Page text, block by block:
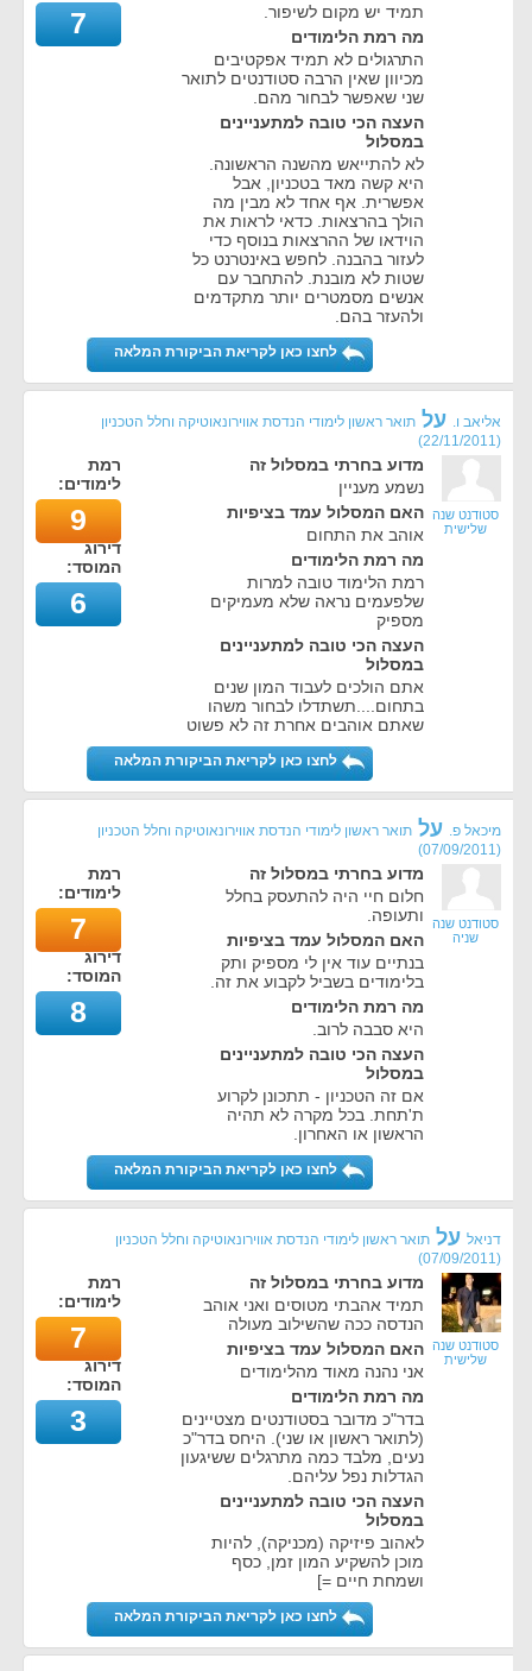
תמיד יש מקום לשיפור.
מה רמת הלימודים
התרגולים לא תמיד אפקטיבים
מכיוון שאין הרבה סטודנטים לתואר
שני שאפשר לבחור מהם.
העצה הכי טובה למתעניינים
במסלול
לא להתייאש מהשנה הראשונה.
היא קשה מאד בטכניון, אבל
אפשרית. אף אחד לא מבין מה
הולך בהרצאות. כדאי לראות את
הוידאו של ההרצאות בנוסף כדי
לעזור בהבנה. לחפש באינטרנט כל
שטות לא מובנת. להתחבר עם
אנשים מסמטרים יותר מתקדמים
ולהעזר בהם.
7
לחצו כאן לקריאת הביקורת המלאה
אליאב ו. על תואר ראשון לימודי הנדסת אווירונאוטיקה וחלל הטכניון
(
22/11/2011
)
סטודנט שנה
שלישית
מדוע בחרתי במסלול זה
נשמע מעניין
האם המסלול עמד בציפיות
אוהב את התחום
מה רמת הלימודים
רמת הלימוד טובה למרות
שלפעמים נראה שלא מעמיקים
מספיק
העצה הכי טובה למתעניינים
במסלול
אתם הולכים לעבוד המון שנים
בתחום....תשתדלו לבחור משהו
שאתם אוהבים אחרת זה לא פשוט
רמת
לימודים:
9
דירוג
המוסד:
6
לחצו כאן לקריאת הביקורת המלאה
מיכאל פ. על תואר ראשון לימודי הנדסת אווירונאוטיקה וחלל הטכניון
(
07/09/2011
)
סטודנט שנה
שניה
מדוע בחרתי במסלול זה
חלום חיי היה להתעסק בחלל
ותעופה.
האם המסלול עמד בציפיות
בנתיים עוד אין לי מספיק ותק
בלימודים בשביל לקבוע את זה.
מה רמת הלימודים
היא סבבה לרוב.
העצה הכי טובה למתעניינים
במסלול
אם זה הטכניון - תתכונן לקרוע
ת'תחת. בכל מקרה לא תהיה
הראשון או האחרון.
רמת
לימודים:
7
דירוג
המוסד:
8
לחצו כאן לקריאת הביקורת המלאה
דניאל על תואר ראשון לימודי הנדסת אווירונאוטיקה וחלל הטכניון
(
07/09/2011
)
סטודנט שנה
שלישית
מדוע בחרתי במסלול זה
תמיד אהבתי מטוסים ואני אוהב
הנדסה ככה שהשילוב מעולה
האם המסלול עמד בציפיות
אני נהנה מאוד מהלימודים
מה רמת הלימודים
בדר"כ מדובר בסטודנטים מצטיינים
(לתואר ראשון או שני). היחס בדר"כ
נעים, מלבד כמה מתרגלים ששיגעון
הגדלות נפל עליהם.
העצה הכי טובה למתעניינים
במסלול
לאהוב פיזיקה (מכניקה), להיות
מוכן להשקיע המון זמן, כסף
ושמחת חיים =]
רמת
לימודים:
7
דירוג
המוסד:
3
לחצו כאן לקריאת הביקורת המלאה